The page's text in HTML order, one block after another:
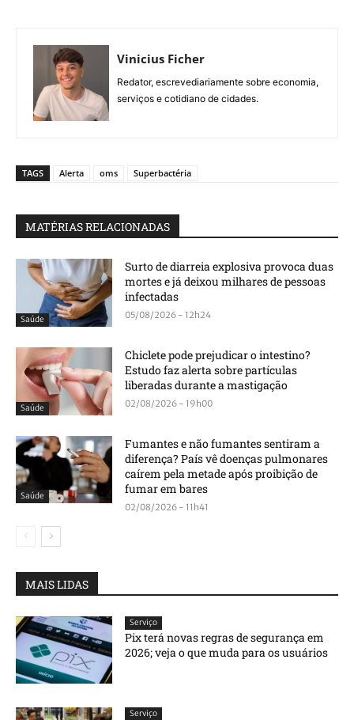
Vinicius Ficher
Redator, escrevediariamente sobre economia,
serviços e cotidiano de cidades.
TAGS Alerta oms Superbactéria
MATÉRIAS RELACIONADAS
Saúde
Surto de diarreia explosiva provoca duas
mortes e já deixou milhares de pessoas
infectadas
05/08/2026 - 12h24
Saúde
Chiclete pode prejudicar o intestino?
Estudo faz alerta sobre partículas
liberadas durante a mastigação
02/08/2026 - 19h00
Saúde
Fumantes e não fumantes sentiram a
diferença? País vê doenças pulmonares
caírem pela metade após proibição de
fumar em bares
02/08/2026 - 11h41
MAIS LIDAS
Serviço
Pix terá novas regras de segurança em
2026; veja o que muda para os usuários
Serviço